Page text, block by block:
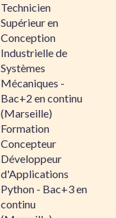
Technicien
Supérieur en
Conception
Industrielle de
Systèmes
Mécaniques -
Bac+2 en continu
(Marseille)
Formation
Concepteur
Développeur
d'Applications
Python - Bac+3 en
continu